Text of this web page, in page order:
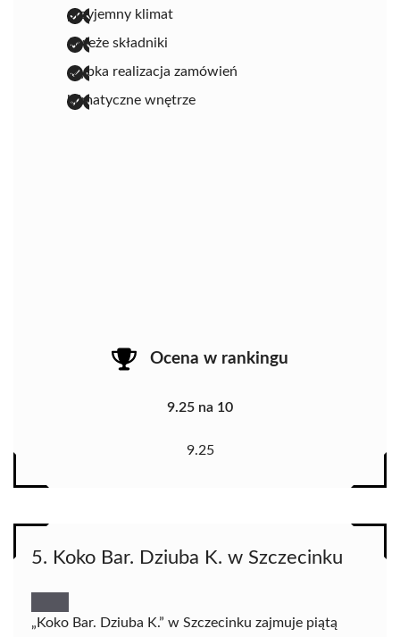
przyjemny klimat
świeże składniki
szybka realizacja zamówień
klimatyczne wnętrze
Ocena w rankingu
9.25 na 10
9.25
5. Koko Bar. Dziuba K. w Szczecinku
„Koko Bar. Dziuba K.” w Szczecinku zajmuje piątą